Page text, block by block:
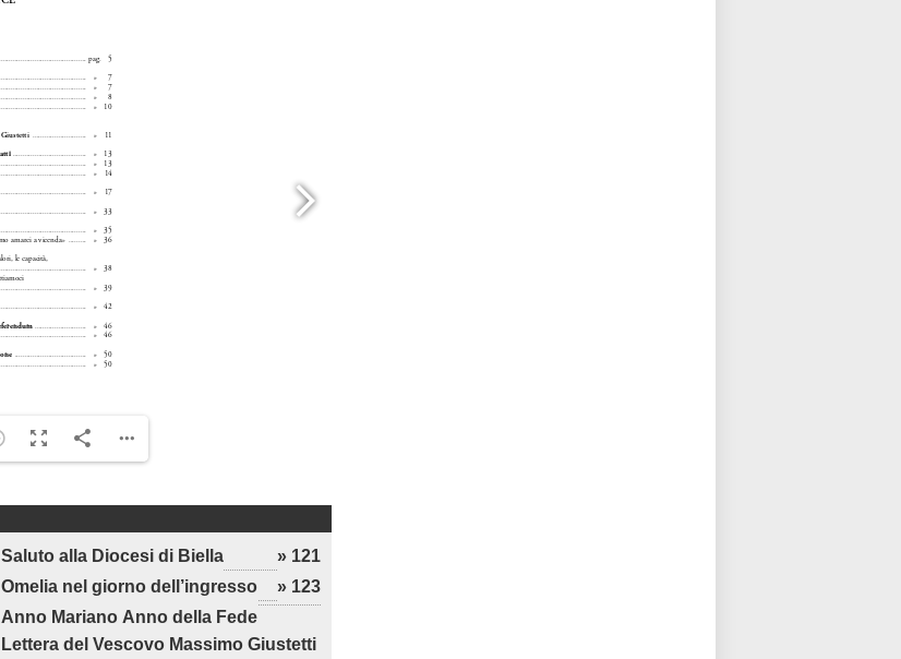
Saluto alla Diocesi di Biella
» 121
Omelia nel giorno dell’ingresso
» 123
Anno Mariano Anno della Fede
Lettera del Vescovo Massimo Giustetti